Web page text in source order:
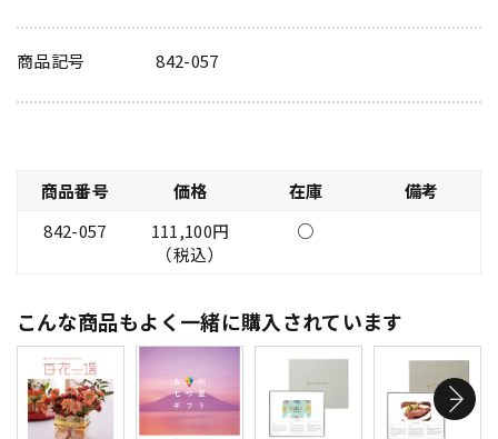
商品記号 842-057
商品番号 価格 在庫
備考
842-057
111,100円
（税込）
○
こんな商品もよく一緒に購入されています